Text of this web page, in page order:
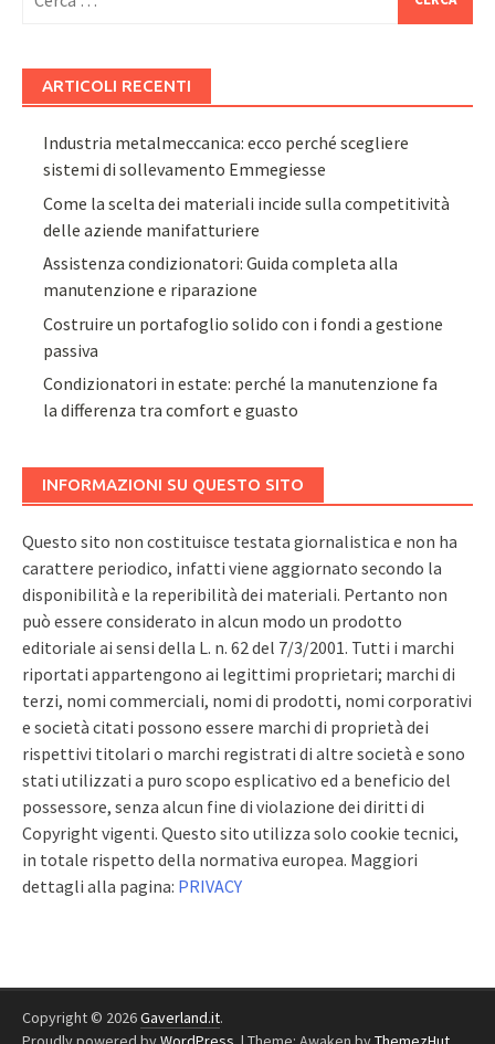
per:
ARTICOLI RECENTI
Industria metalmeccanica: ecco perché scegliere
sistemi di sollevamento Emmegiesse
Come la scelta dei materiali incide sulla competitività
delle aziende manifatturiere
Assistenza condizionatori: Guida completa alla
manutenzione e riparazione
Costruire un portafoglio solido con i fondi a gestione
passiva
Condizionatori in estate: perché la manutenzione fa
la differenza tra comfort e guasto
INFORMAZIONI SU QUESTO SITO
Questo sito non costituisce testata giornalistica e non ha
carattere periodico, infatti viene aggiornato secondo la
disponibilità e la reperibilità dei materiali. Pertanto non
può essere considerato in alcun modo un prodotto
editoriale ai sensi della L. n. 62 del 7/3/2001. Tutti i marchi
riportati appartengono ai legittimi proprietari; marchi di
terzi, nomi commerciali, nomi di prodotti, nomi corporativi
e società citati possono essere marchi di proprietà dei
rispettivi titolari o marchi registrati di altre società e sono
stati utilizzati a puro scopo esplicativo ed a beneficio del
possessore, senza alcun fine di violazione dei diritti di
Copyright vigenti. Questo sito utilizza solo cookie tecnici,
in totale rispetto della normativa europea. Maggiori
dettagli alla pagina: PRIVACY
Copyright © 2026Gaverland.it.